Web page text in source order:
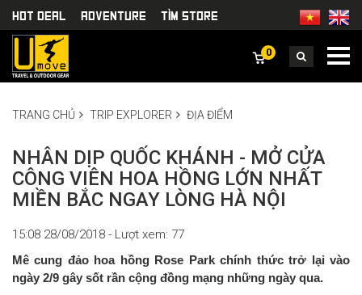
HOT DEAL Adventure TÌm Store
0
TRANG CHỦ TRIP EXPLORER ĐỊA ĐIỂM
NHÂN DỊP QUỐC KHÁNH - MỞ CỬA
CÔNG VIÊN HOA HỒNG LỚN NHẤT
MIỀN BẮC NGAY LÒNG HÀ NỘI
15:08 28/08/2018 - Lượt xem: 77
Mê cung đảo hoa hồng Rose Park chính thức trở lại vào
ngày 2/9 gây sốt rần cộng đồng mạng những ngày qua.